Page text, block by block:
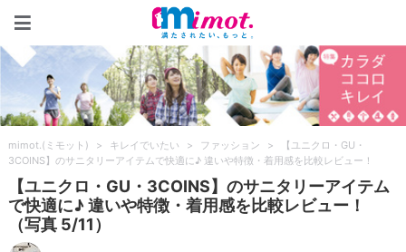
mimot.(ミモット) > キレイでいたい > ファッション >
【ユニクロ・GU・
3COINS】のサニタリーアイテムで快適に♪ 違いや特徴・着用感を比較レビュー！
【ユニクロ・GU・3COINS】のサニタリーアイテム
で快適に♪ 違いや特徴・着用感を比較レビュー！
（写真 5/11）